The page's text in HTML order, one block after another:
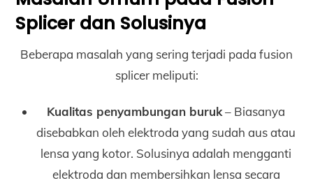
Splicer dan Solusinya
Beberapa masalah yang sering terjadi pada fusion
splicer meliputi:
Kualitas penyambungan buruk– Biasanya
disebabkan oleh elektroda yang sudah aus atau
lensa yang kotor. Solusinya adalah mengganti
elektroda dan membersihkan lensa secara